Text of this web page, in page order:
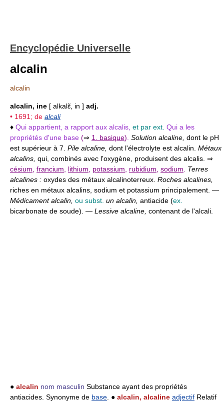
Encyclopédie Universelle
alcalin
alcalin
alcalin, ine [ alkalɛ̃, in ] adj.
• 1691; de alcali
♦ Qui appartient, a rapport aux alcalis, et par ext. Qui a les
propriétés d'une base (⇒ 1. basique) Solution alcaline, dont le pH
est supérieur à 7. Pile alcaline, dont l'électrolyte est alcalin. Métaux
alcalins, qui, combinés avec l'oxygène, produisent des alcalis. ⇒
césium francium lithium potassium rubidium sodium
Terres
alcalines : oxydes des métaux alcalinoterreux. Roches alcalines,
riches en métaux alcalins, sodium et potassium principalement. —
Médicament alcalin, ou subst. un alcalin, antiacide (ex.
bicarbonate de soude). — Lessive alcaline, contenant de l'alcali.
● alcalin nom masculin Substance ayant des propriétés
antiacides. Synonyme de base . ● alcalin, alcaline adjectif Relatif